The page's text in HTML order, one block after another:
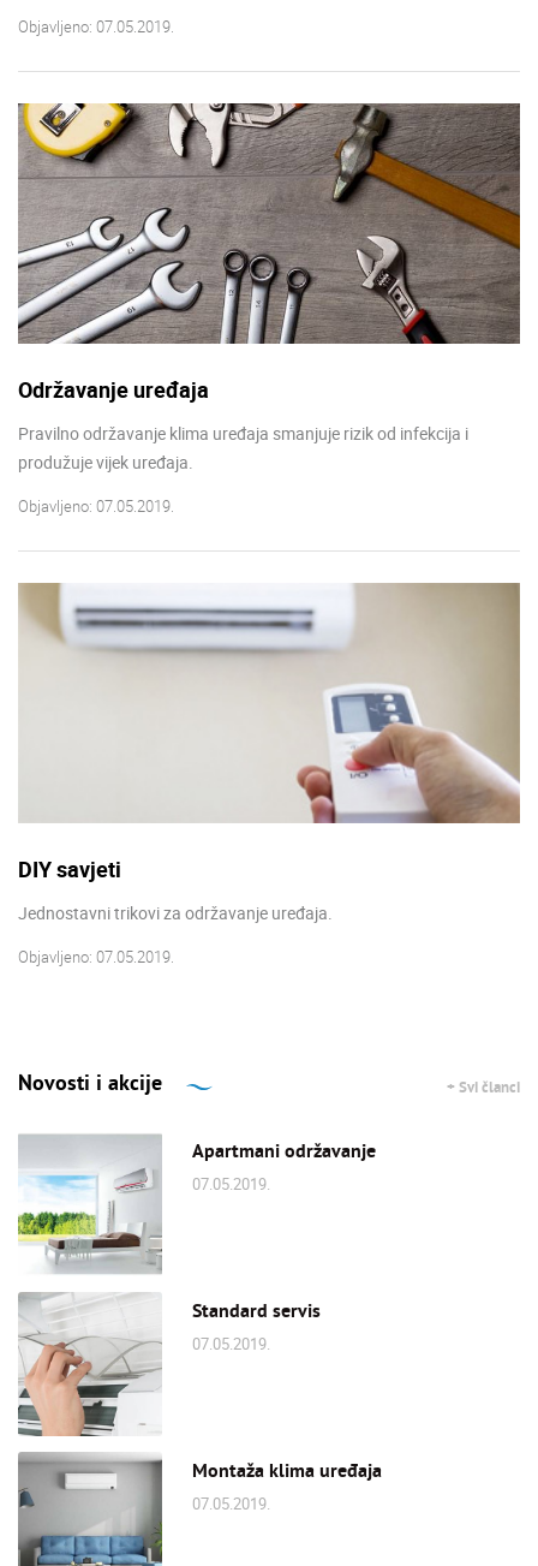
Objavljeno: 07.05.2019.
Održavanje uređaja
Pravilno održavanje klima uređaja smanjuje rizik od infekcija i
produžuje vijek uređaja.
Objavljeno: 07.05.2019.
DIY savjeti
Jednostavni trikovi za održavanje uređaja.
Objavljeno: 07.05.2019.
Novosti i akcije + Svi članci
Apartmani održavanje
07.05.2019.
Standard servis
07.05.2019.
Montaža klima uređaja
07.05.2019.